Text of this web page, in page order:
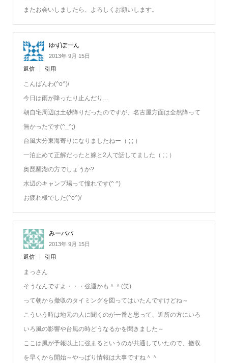
またお会いしましたら、よろしくお願いします。
ゆずぽーん
2013年 9月 15日
返信 引用
こんばんわ(^o^)/
今日は雨が降ったり止んだり…
朝自宅周辺は土砂降りだったのですが、名古屋方面は全然降って
無かったです(^_^;)
台風大分東海寄りになりましたねー（ ; ; ）
一泊止めて正解だったと嫁と2人で話してました（ ; ; ）
奥琵琶湖の方でしょうか?
水辺のキャンプ場って憧れです(^ ^)
お疲れ様でした(^o^)/
みーパパ
2013年 9月 15日
返信 引用
まっさん
そうなんですよ・・・強運かも＾＾(笑)
って朝から撤収のタイミングを図ってはいたんですけどね～
こういう時は地元の人に聞くのが一番と思って、近所の方にいろ
いろ風の影響や台風の時どうなるかを聞きました～
ここは風が予報以上に強まるというのが共通していたので、撤収
を早くから開始～やっぱり情報は大事ですね＾＾